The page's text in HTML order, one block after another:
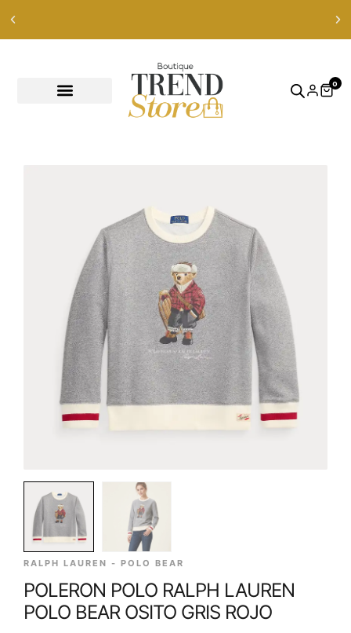
ver productos
0
RALPH LAUREN - POLO BEAR
POLERON POLO RALPH LAUREN
POLO BEAR OSITO GRIS ROJO